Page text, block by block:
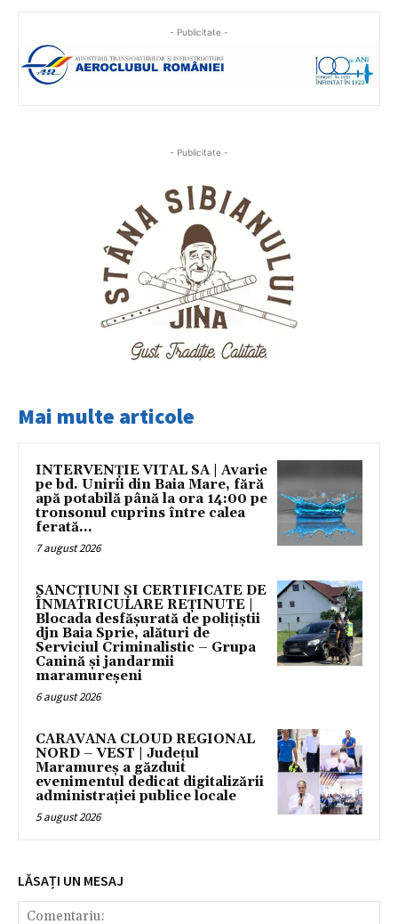
- Publicitate -
- Publicitate -
Mai multe articole
INTERVENȚIE VITAL SA | Avarie
pe bd. Unirii din Baia Mare, fără
apă potabilă până la ora 14:00 pe
tronsonul cuprins între calea
ferată...
7 august 2026
SANCȚIUNI ȘI CERTIFICATE DE
ÎNMATRICULARE REȚINUTE |
Blocada desfășurată de polițiștii
djn Baia Sprie, alături de
Serviciul Criminalistic – Grupa
Canină și jandarmii
maramureșeni
6 august 2026
CARAVANA CLOUD REGIONAL
NORD – VEST | Județul
Maramureș a găzduit
evenimentul dedicat digitalizării
administrației publice locale
5 august 2026
LĂSAȚI UN MESAJ